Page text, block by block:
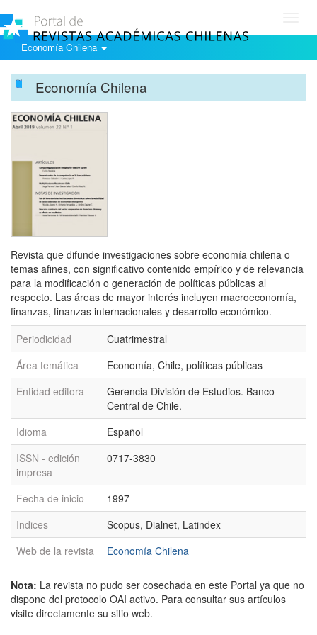
Economía Chilena
Economía Chilena
Revista que difunde investigaciones sobre economía chilena o
temas afines, con significativo contenido empírico y de relevancia
para la modificación o generación de políticas públicas al
respecto. Las áreas de mayor interés incluyen macroeconomía,
finanzas, finanzas internacionales y desarrollo económico.
Periodicidad
Cuatrimestral
Área temática
Economía, Chile, políticas públicas
Entidad editora
Gerencia División de Estudios. Banco
Central de Chile.
Idioma
Español
ISSN - edición
impresa
0717-3830
Fecha de inicio
1997
Indices
Scopus, Dialnet, Latindex
Web de la revista
Economía Chilena
Nota: La revista no pudo ser cosechada en este Portal ya que no
dispone del protocolo OAI activo. Para consultar sus artículos
visite directamente su sitio web.